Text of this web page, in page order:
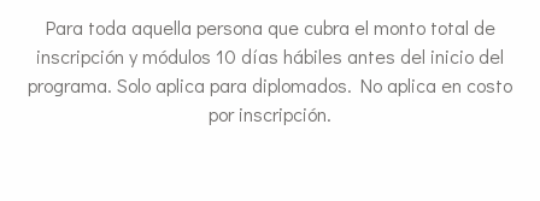
Para toda aquella persona que cubra el monto total de
inscripción y módulos 10 días hábiles antes del inicio del
programa. Solo aplica para diplomados. No aplica en costo
por inscripción.